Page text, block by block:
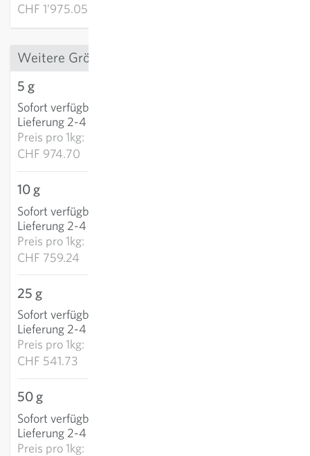
CHF 1’975.05
Weitere Grössen
5 g
Sofort verfügbar
Lieferung 2-4 Tage
Preis pro1kg:
CHF 974.70
10 g
Sofort verfügbar
Lieferung 2-4 Tage
Preis pro1kg:
CHF 759.24
25 g
Sofort verfügbar
Lieferung 2-4 Tage
Preis pro1kg:
CHF 541.73
50 g
Sofort verfügbar
Lieferung 2-4 Tage
Preis pro1kg: